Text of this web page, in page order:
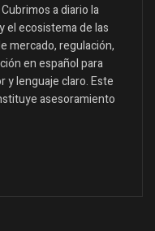
a diario la
el ecosistema de las
mercado, regulación,
en español para
y lenguaje claro. Este
asesoramiento